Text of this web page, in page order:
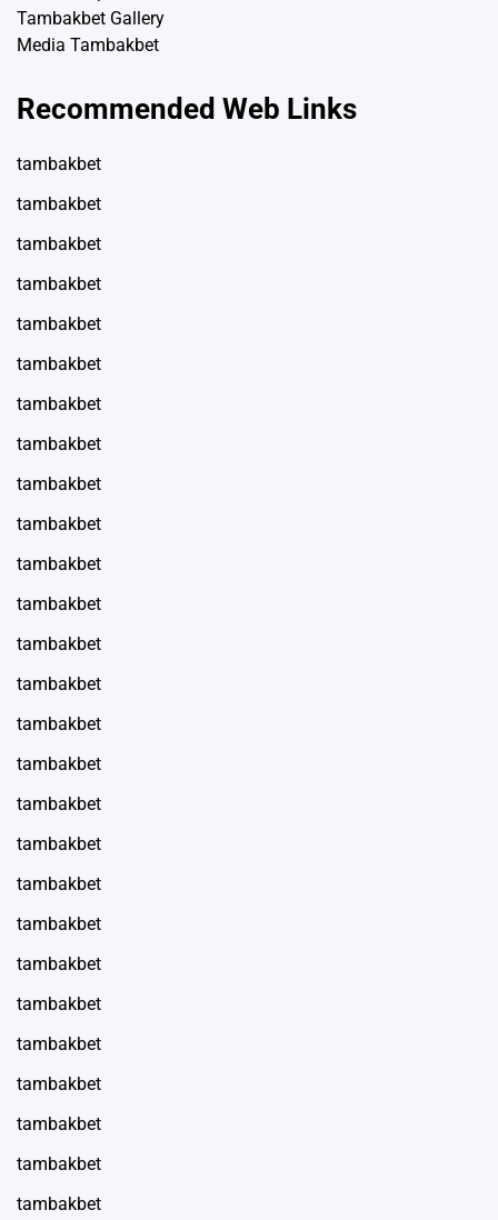
Tambakbet Gallery
Media Tambakbet
Recommended Web Links
tambakbet
tambakbet
tambakbet
tambakbet
tambakbet
tambakbet
tambakbet
tambakbet
tambakbet
tambakbet
tambakbet
tambakbet
tambakbet
tambakbet
tambakbet
tambakbet
tambakbet
tambakbet
tambakbet
tambakbet
tambakbet
tambakbet
tambakbet
tambakbet
tambakbet
tambakbet
tambakbet